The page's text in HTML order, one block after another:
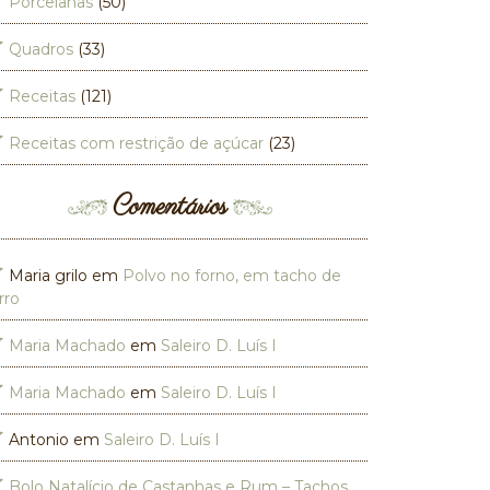
Quadros (33)
Receitas (121)
Receitas com restrição de açúcar (23)
Comentários
Maria grilo em Polvo no forno, em tacho de
Maria Machado em Saleiro D. Luís I
Maria Machado em Saleiro D. Luís I
Antonio em Saleiro D. Luís I